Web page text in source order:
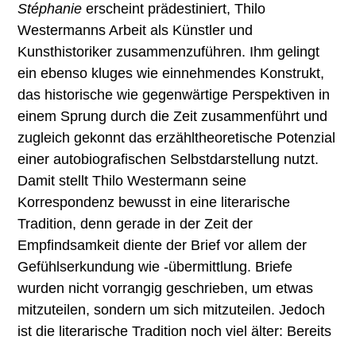
Stéphanie erscheint prädestiniert, Thilo
Westermanns Arbeit als Künstler und
Kunsthistoriker zusammenzuführen. Ihm gelingt
ein ebenso kluges wie einnehmendes Konstrukt,
das historische wie gegenwärtige Perspektiven in
einem Sprung durch die Zeit zusammenführt und
zugleich gekonnt das erzähltheoretische Potenzial
einer autobiografischen Selbstdarstellung nutzt.
Damit stellt Thilo Westermann seine
Korrespondenz bewusst in eine literarische
Tradition, denn gerade in der Zeit der
Empfindsamkeit diente der Brief vor allem der
Gefühlserkundung wie -übermittlung. Briefe
wurden nicht vorrangig geschrieben, um etwas
mitzuteilen, sondern um sich mitzuteilen. Jedoch
ist die literarische Tradition noch viel älter: Bereits